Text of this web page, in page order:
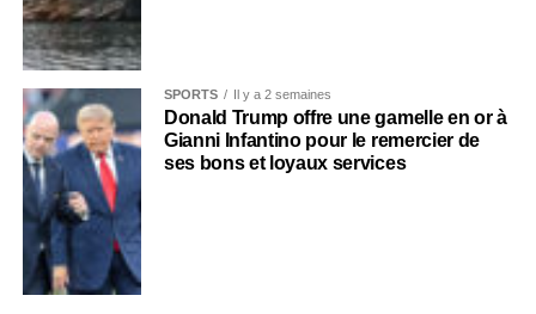
SPORTS Il y a 2 semaines
Donald Trump offre une gamelle en or à
Gianni Infantino pour le remercier de
ses bons et loyaux services